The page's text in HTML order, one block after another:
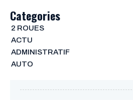
Categories
2 ROUES
ACTU
ADMINISTRATIF
AUTO